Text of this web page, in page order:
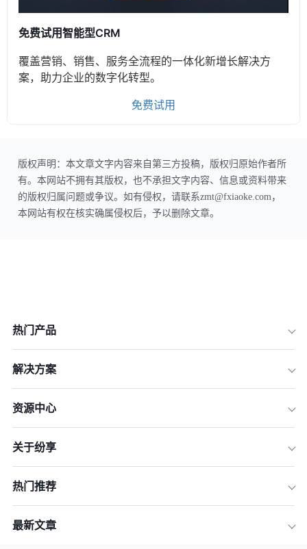
免费试用智能型CRM
覆盖营销、销售、服务全流程的一体化新增长解决方
案，助力企业的数字化转型。
免费试用
版权声明：本文章文字内容来自第三方投稿，版权归原始作者所
有。本网站不拥有其版权，也不承担文字内容、信息或资料带来
的版权归属问题或争议。如有侵权，请联系zmt@fxiaoke.com，
本网站有权在核实确属侵权后，予以删除文章。
热门产品
解决方案
资源中心
关于纷享
热门推荐
最新文章